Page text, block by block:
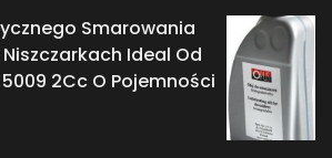
Smarowania
Ideal Od
2Cc O Pojemności